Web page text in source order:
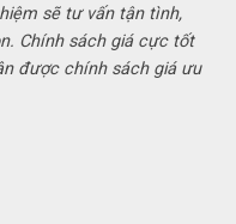
sẽ tư vấn tận tình,
Chính sách giá cực tốt
được chính sách giá ưu